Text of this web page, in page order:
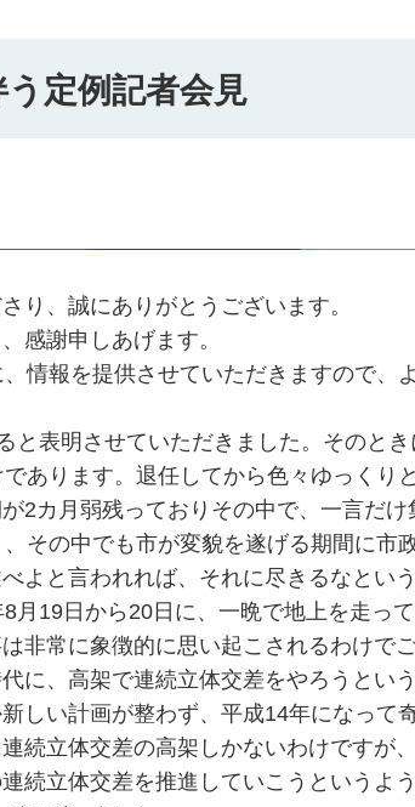
定例記者会見
り、誠にありがとうございます。
感謝申しあげます。
情報を提供させていただきますので、
と表明させていただきました。そのとき
あります。退任してから色々ゆっくり
2カ月弱残っておりその中で、一言だけ
その中でも市が変貌を遂げる期間に市
よと言われれば、それに尽きるなとい
月19日から20日に、一晩で地上を走っ
非常に象徴的に思い起こされるわけでご
に、高架で連続立体交差をやろうとい
しい計画が整わず、平成14年になって
続立体交差の高架しかないわけですが
続立体交差を推進していこうというよう